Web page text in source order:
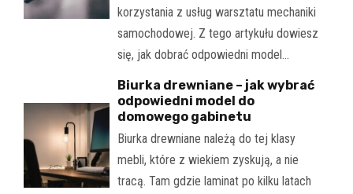
korzystania z usług warsztatu mechaniki
samochodowej. Z tego artykułu dowiesz
się, jak dobrać odpowiedni model…
Biurka drewniane – jak wybrać
odpowiedni model do
domowego gabinetu
Biurka drewniane należą do tej klasy
mebli, które z wiekiem zyskują, a nie
tracą. Tam gdzie laminat po kilku latach